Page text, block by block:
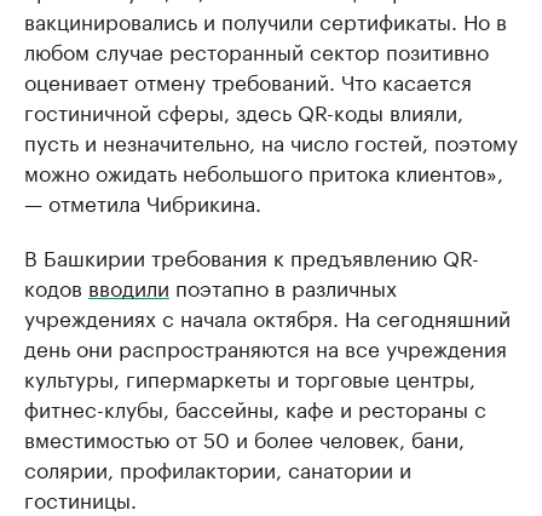
вакцинировались и получили сертификаты. Но в
любом случае ресторанный сектор позитивно
оценивает отмену требований. Что касается
гостиничной сферы, здесь QR-коды влияли,
пусть и незначительно, на число гостей, поэтому
можно ожидать небольшого притока клиентов»,
— отметила Чибрикина.
В Башкирии требования к предъявлению QR-
кодов вводили поэтапно в различных
учреждениях с начала октября. На сегодняшний
день они распространяются на все учреждения
культуры, гипермаркеты и торговые центры,
фитнес-клубы, бассейны, кафе и рестораны с
вместимостью от 50 и более человек, бани,
солярии, профилактории, санатории и
гостиницы.